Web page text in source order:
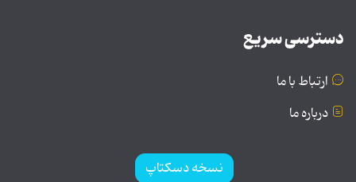
دسترسی سریع
ارتباط با ما
درباره ما
نسخه دسکتاپ